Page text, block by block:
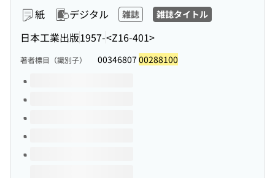
紙 デジタル 雑誌 雑誌タイトル
日本工業出版1957-<Z16-401>
著者標目（識別子） 00346807 00288100
このタイトルの巻号